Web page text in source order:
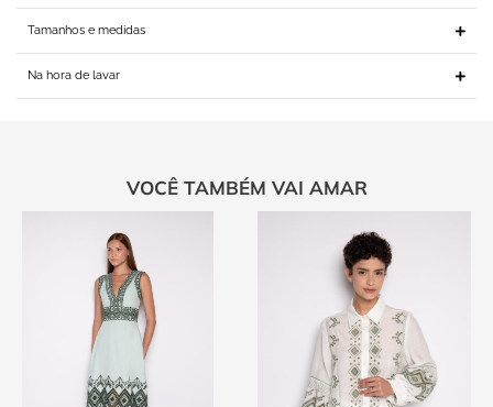
Tamanhos e medidas
Na hora de lavar
VOCÊ TAMBÉM VAI AMAR